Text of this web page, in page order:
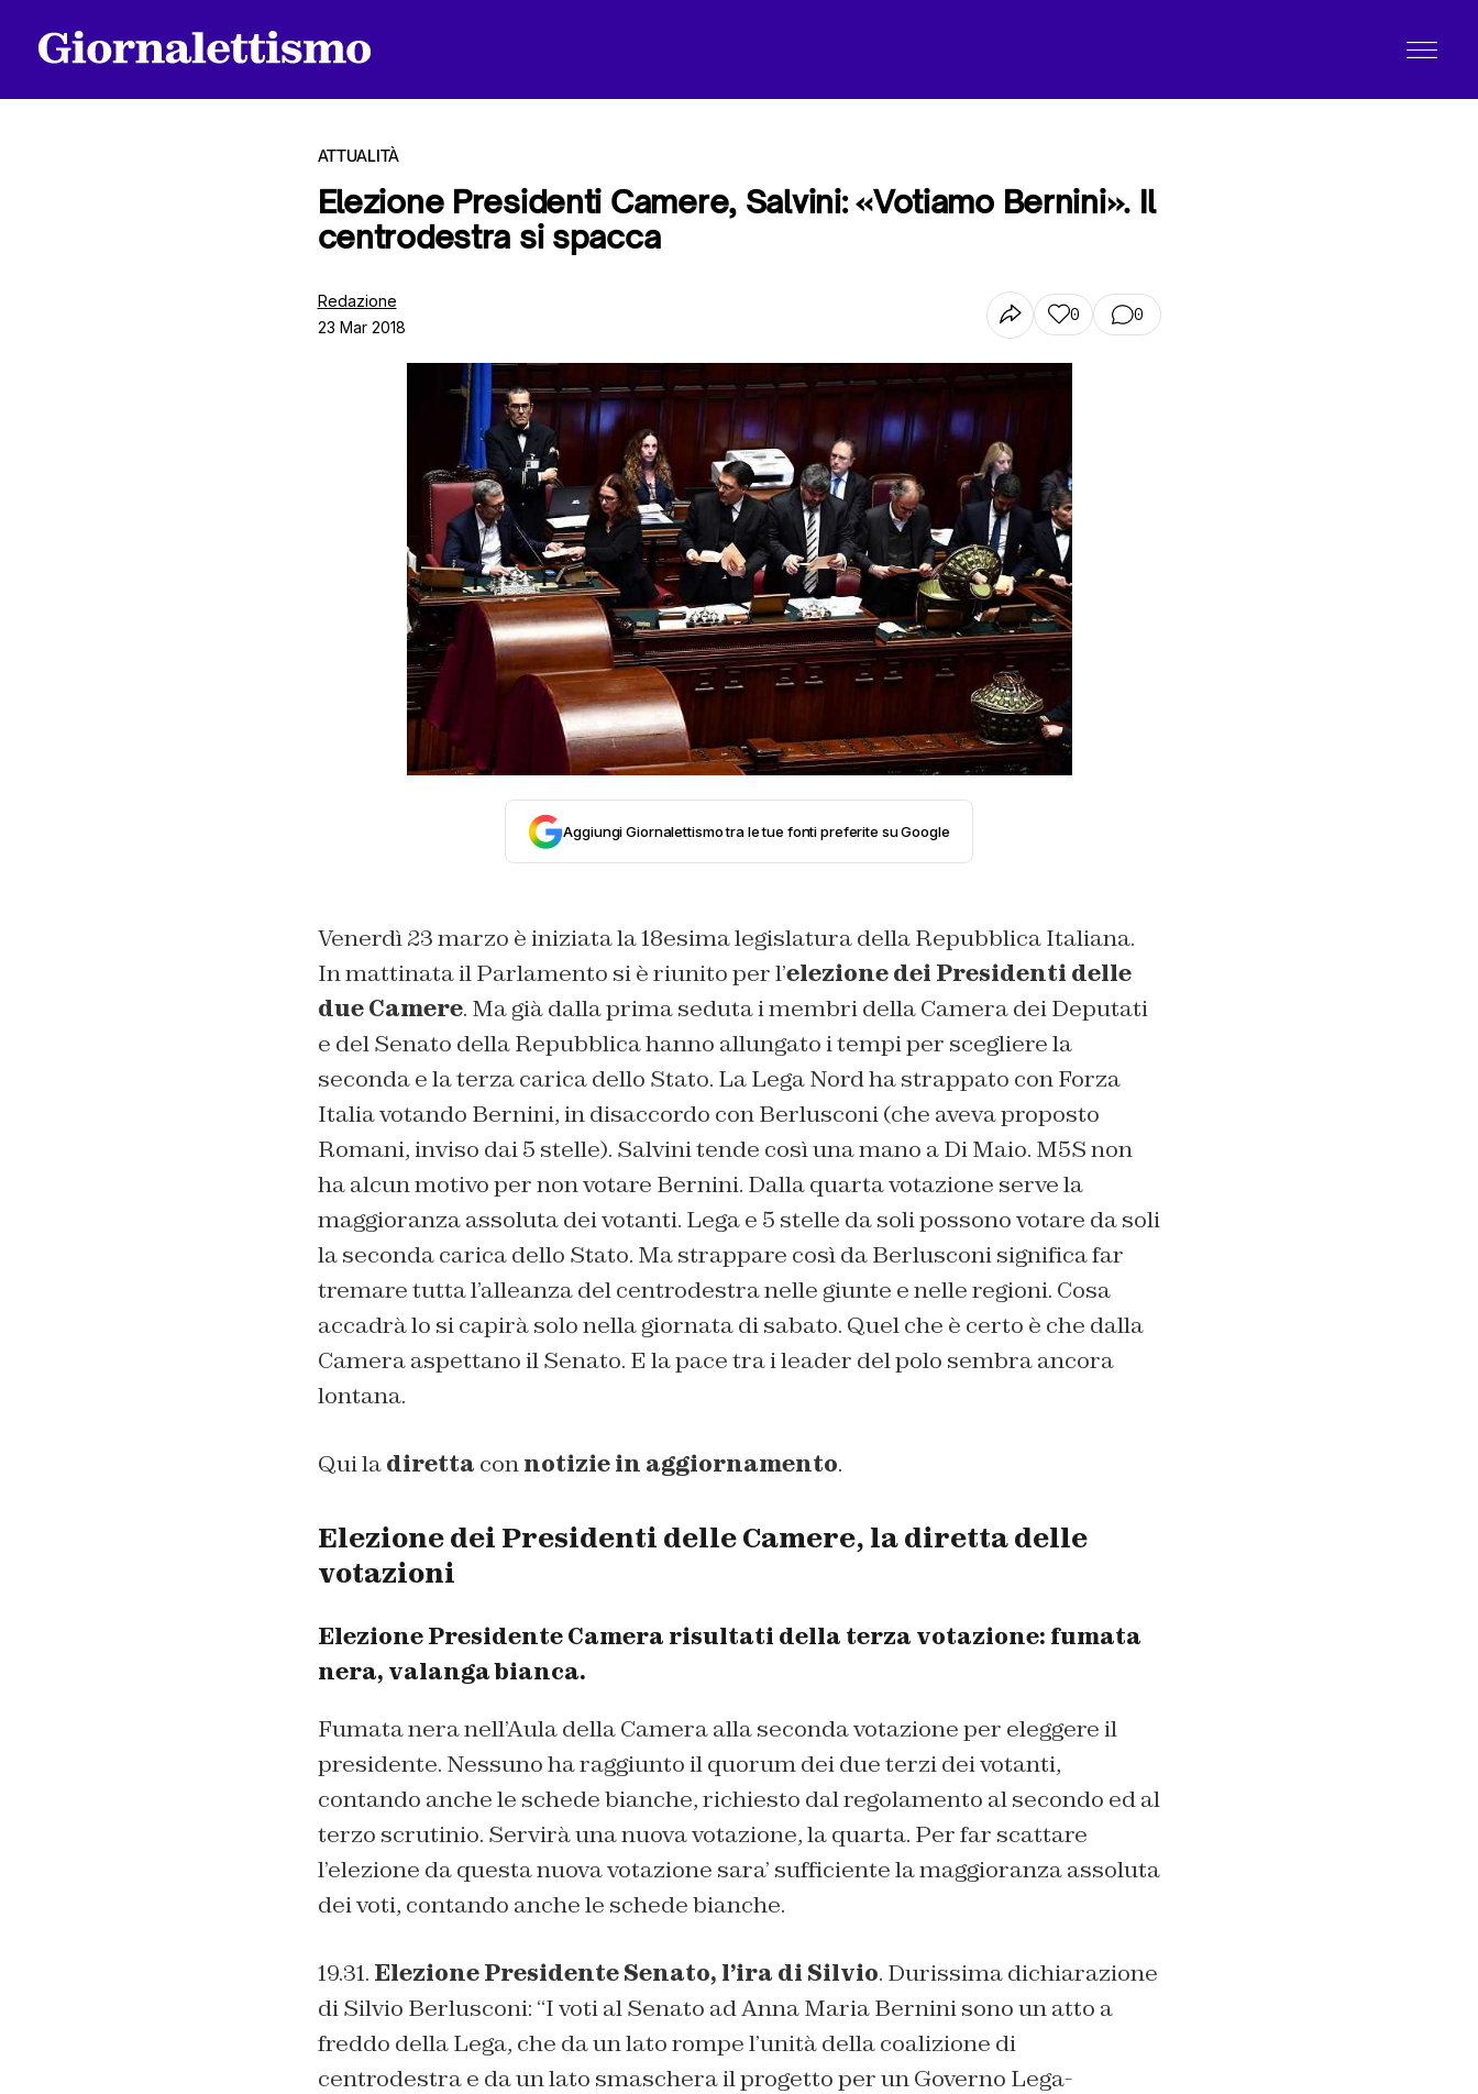
ATTUALITÀ
Elezione Presidenti Camere, Salvini: «Votiamo Bernini». Il
centrodestra si spacca
Redazione
23 Mar 2018
0 0
Aggiungi Giornalettismo tra le tue fonti preferite su Google
Venerdì 23 marzo è iniziata la 18esima legislatura della Repubblica Italiana.
In mattinata il Parlamento si è riunito per l’elezione dei Presidenti delle
due Camere. Ma già dalla prima seduta i membri della Camera dei Deputati
e del Senato della Repubblica hanno allungato i tempi per scegliere la
seconda e la terza carica dello Stato. La Lega Nord ha strappato con Forza
Italia votando Bernini, in disaccordo con Berlusconi (che aveva proposto
Romani, inviso dai 5 stelle). Salvini tende così una mano a Di Maio. M5S non
ha alcun motivo per non votare Bernini. Dalla quarta votazione serve la
maggioranza assoluta dei votanti. Lega e 5 stelle da soli possono votare da soli
la seconda carica dello Stato. Ma strappare così da Berlusconi significa far
tremare tutta l’alleanza del centrodestra nelle giunte e nelle regioni. Cosa
accadrà lo si capirà solo nella giornata di sabato. Quel che è certo è che dalla
Camera aspettano il Senato. E la pace tra i leader del polo sembra ancora
lontana.
Qui ladiretta connotizie in aggiornamento.
Elezione dei Presidenti delle Camere, la diretta delle
votazioni
Elezione Presidente Camera risultati della terza votazione: fumata
nera, valanga bianca.
Fumata nera nell’Aula della Camera alla seconda votazione per eleggere il
presidente. Nessuno ha raggiunto il quorum dei due terzi dei votanti,
contando anche le schede bianche, richiesto dal regolamento al secondo ed al
terzo scrutinio. Servirà una nuova votazione, la quarta. Per far scattare
l’elezione da questa nuova votazione sara’ sufficiente la maggioranza assoluta
dei voti, contando anche le schede bianche.
19.31. Elezione Presidente Senato, l’ira di Silvio. Durissima dichiarazione
di Silvio Berlusconi: “I voti al Senato ad Anna Maria Bernini sono un atto a
freddo della Lega, che da un lato rompe l’unità della coalizione di
centrodestra e da un lato smaschera il progetto per un Governo Lega-